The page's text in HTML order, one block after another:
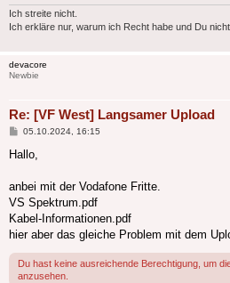
Ich streite nicht.
Ich erkläre nur, warum ich Recht habe und Du
devacore
Newbie
Re: [VF West] Langsamer Upload
Beitrag
05.10.2024, 16:15
Hallo,
anbei mit der Vodafone Fritte.
VS Spektrum.pdf
Kabel-Informationen.pdf
hier aber das gleiche Problem mit dem
Du hast keine ausreichende Berechtigung, um
anzusehen.